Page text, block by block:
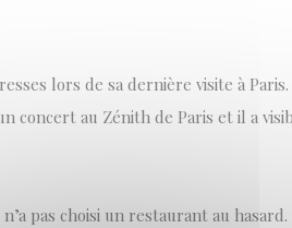
lors de sa dernière visite à Paris.
concert au Zénith de Paris et il a
pas choisi un restaurant au hasard.